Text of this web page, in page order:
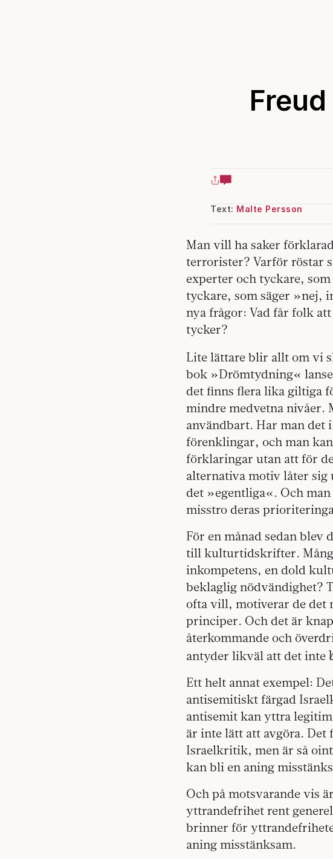
Text: Malte Persson
Man vill ha saker
terrorister? Varför röstar
experter och tyckare,
tyckare, som säger »nej,
nya frågor: Vad får folk
tycker?
Lite lättare blir allt om vi
bok »Drömtydning«
det finns flera lika giltiga
mindre medvetna nivåer.
användbart. Har man det
förenklingar, och man
förklaringar utan att för
alternativa motiv låter sig
det »egentliga«. Och
misstro deras
För en månad sedan blev
till kulturtidskrifter.
inkompetens, en dold
beklaglig nödvändighet?
ofta vill, motiverar de det
principer. Och det är
återkommande och
antyder likväl att det inte
Ett helt annat exempel:
antisemitiskt färgad
antisemit kan yttra
är inte lätt att avgöra. Det
Israelkritik, men är så
kan bli en aning
Och på motsvarande vis
yttrandefrihet rent
brinner för
aning misstänksam.